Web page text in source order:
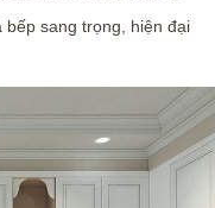
bếp sang trọng, hiện đại